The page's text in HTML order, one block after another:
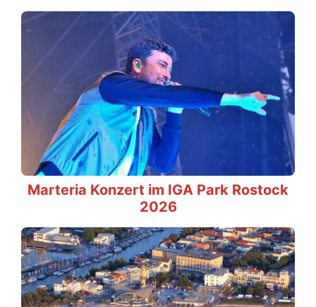
Marteria Konzert im IGA Park Rostock
2026